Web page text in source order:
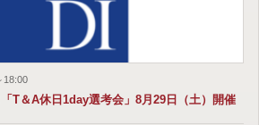
18:00
T＆A休日1day選考会」8月29日（土）開催